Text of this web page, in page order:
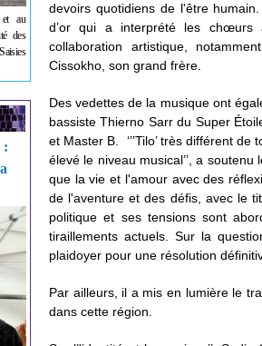
et au
des
:
devoirs quotidiens de l'être
d’or qui a interprété les chœurs
collaboration artistique,
Cissokho, son grand frère.
Des vedettes de la musique ont
bassiste Thierno Sarr du Super
et Master B. ‘’’Tilo’ très différent
élevé le niveau musical’’, a
que la vie et l'amour avec des
de l'aventure et des défis, avec le
politique et ses tensions sont
tiraillements actuels. Sur la
plaidoyer pour une résolution
Par ailleurs, il a mis en lumière le
dans cette région.